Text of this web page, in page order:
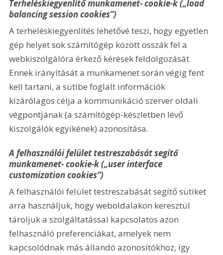
Terheléskiegyenlítő munkamenet- cookie-k („load
balancing session cookies”)
A terheléskiegyenlítés lehetővé teszi, hogy egyetlen
gép helyet sok számítógép között osszák fel a
webkiszolgálóra érkező kérések feldolgozását.
Ennek irányítását a munkamenet során végig fent
kell tartani, a sütibe foglalt információk
kizárólagos célja a kommunikáció szerver oldali
végpontjának (a számítógép-készletben lévő
kiszolgálók egyikének) azonosítása.
A felhasználói felület testreszabását segítő
munkamenet- cookie-k („user interface
customization cookies”)
A felhasználói felület testreszabását segítő sütiket
arra használjuk, hogy weboldalakon keresztül
tároljuk a szolgáltatással kapcsolatos azon
felhasználó preferenciákat, amelyek nem
kapcsolódnak más állandó azonosítókhoz, így